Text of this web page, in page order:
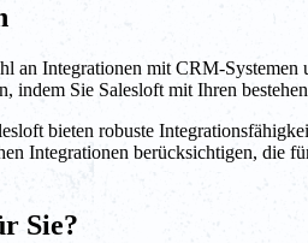
an Integrationen mit CRM-
indem Sie Salesloft mit Ihren
bieten robuste
Integrationen berücksichtigen, die
Sie?